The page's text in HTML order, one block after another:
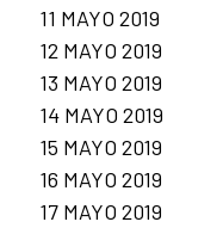
11 MAYO 2019
12 MAYO 2019
13 MAYO 2019
14 MAYO 2019
15 MAYO 2019
16 MAYO 2019
17 MAYO 2019